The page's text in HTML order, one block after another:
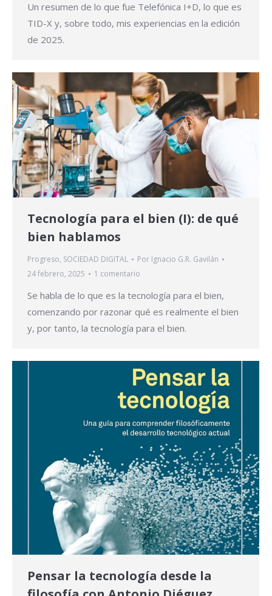
Un resumen de lo que fue Telefónica I+D, lo que es
TID-X y, sobre todo, mis experiencias en la edición
de 2025.
Tecnología para el bien (I): de qué
bien hablamos
Progreso, SOCIEDAD DIGITAL Por Ignacio G.R. Gavilán
24 febrero, 2025
1 comentario
Se habla de lo que es la tecnología para el bien,
comenzando por razonar qué es realmente el bien
y, por tanto, la tecnología para el bien.
Pensar la tecnología desde la